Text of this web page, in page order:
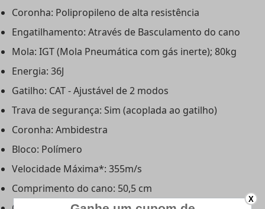
Coronha: Polipropileno de alta resistência
Engatilhamento: Através de Basculamento do cano
Mola: IGT (Mola Pneumática com gás inerte); 80kg
Energia: 36J
Gatilho: CAT - Ajustável de 2 modos
Trava de segurança: Sim (acoplada ao gatilho)
Coronha: Ambidestra
Bloco: Polímero
Velocidade Máxima*: 355m/s
Comprimento do cano: 50,5 cm
X